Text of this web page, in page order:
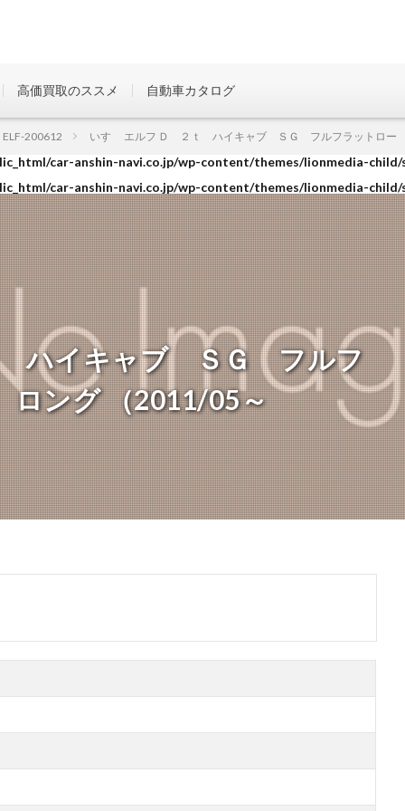
car-anshin-navi.co.jp/wp-content/themes/lionmedia-
car-anshin-navi.co.jp/wp-content/themes/lionmedia-
car-anshin-navi.co.jp/wp-content/themes/lionmedia-
高価買取のススメ 自動車カタログ
ハイキャブ ＳＧ フルフ
ング （2011/05～
ELF-200612 いすゞ エルフ Ｄ ２ｔ ハイキャブ ＳＧ フルフラットロー